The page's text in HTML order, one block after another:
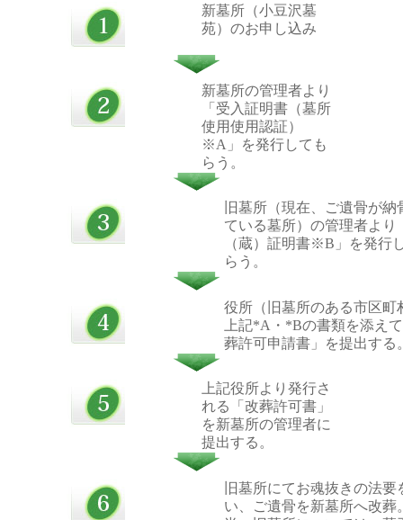
新墓所（小豆沢墓
苑）のお申し込み
新墓所の管理者より
「受入証明書（墓所
使用使用認証）
※A」を発行しても
らう。
旧墓所（現在、ご遺骨が納
ている墓所）の管理者より
（蔵）証明書※B」を発行
らう。
役所（旧墓所のある市区町
上記*A・*Bの書類を添え
葬許可申請書」を提出する
上記役所より発行さ
れる「改葬許可書」
を新墓所の管理者に
提出する。
旧墓所にてお魂抜きの法要
い、ご遺骨を新墓所へ改葬